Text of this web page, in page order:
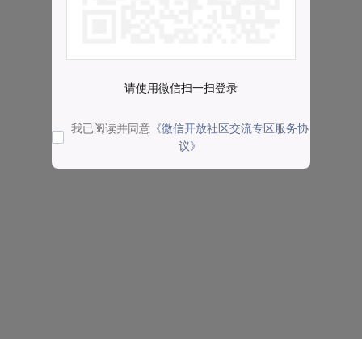
请使用微信扫一扫登录
我已阅读并同意 《微信开放社区交流专区服务协
议》